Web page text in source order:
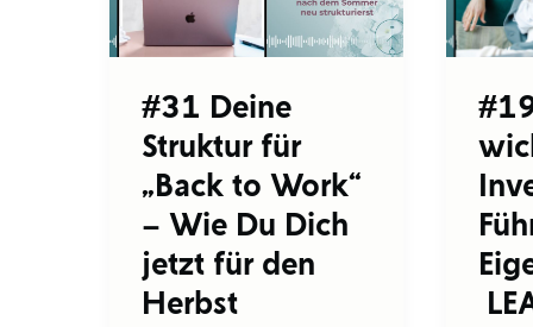
#31 Deine
Struktur für
„Back to Work“
– Wie Du Dich
jetzt für den
Herbst
„Back
to
–
Wie
Du
Dich
jetzt
für
den
Herbst
ausrichtest
in
Kraft:
–
LEAD
LOVE